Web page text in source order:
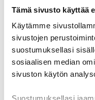
Tämä sivusto käyttää
Käytämme
sivustojen
suostumuksellasi
sosiaalisen median
sivuston käytön
Reading a
a single-use
Some email clients
open protected
single-use code to